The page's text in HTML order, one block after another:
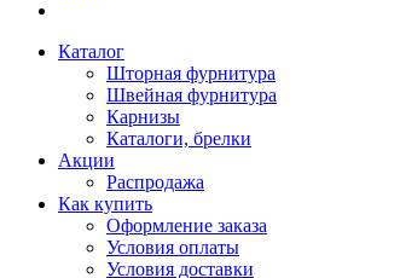
Каталог
Шторная фурнитура
Швейная фурнитура
Карнизы
Каталоги, брелки
Акции
Распродажа
Как купить
Оформление заказа
Условия оплаты
Условия доставки